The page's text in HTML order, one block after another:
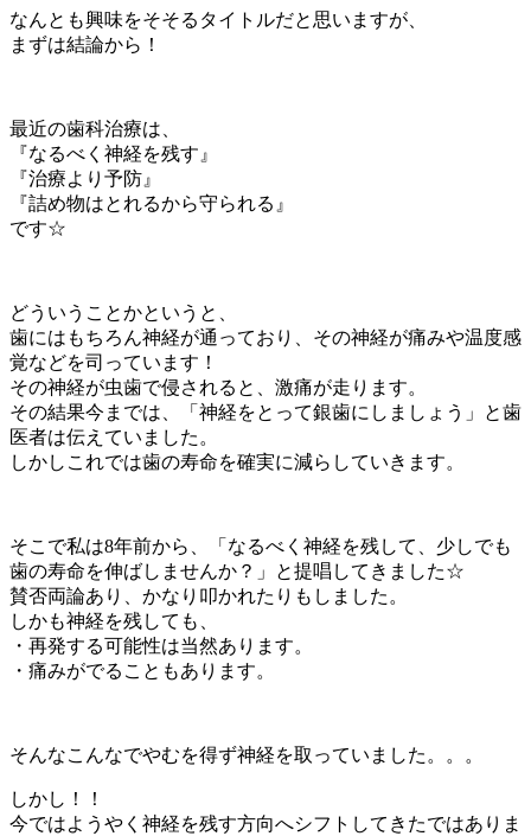
なんとも興味をそそるタイトルだと思いますが、
まずは結論から！
最近の歯科治療は、
『なるべく神経を残す』
『治療より予防』
『詰め物はとれるから守られる』
です☆
どういうことかというと、
歯にはもちろん神経が通っており、その神経が痛みや温度感
覚などを司っています！
その神経が虫歯で侵されると、激痛が走ります。
その結果今までは、「神経をとって銀歯にしましょう」と歯
医者は伝えていました。
しかしこれでは歯の寿命を確実に減らしていきます。
そこで私は8年前から、「なるべく神経を残して、少しでも
歯の寿命を伸ばしませんか？」と提唱してきました☆
賛否両論あり、かなり叩かれたりもしました。
しかも神経を残しても、
・再発する可能性は当然あります。
・痛みがでることもあります。
そんなこんなでやむを得ず神経を取っていました。。。
しかし！！
今ではようやく神経を残す方向へシフトしてきたではありま